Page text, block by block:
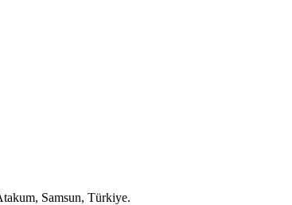
Samsun, Türkiye.